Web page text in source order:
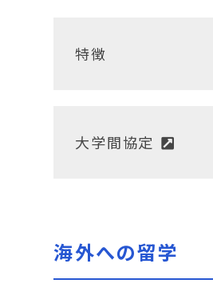
特徴
大学間協定
海外への留学